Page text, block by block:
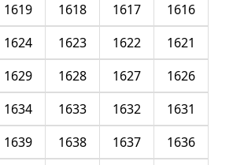
1616
1617
1618
1619
1621
1622
1623
1624
1626
1627
1628
1629
1631
1632
1633
1634
1636
1637
1638
1639